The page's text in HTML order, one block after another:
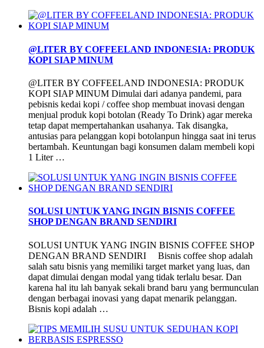
@LITER BY COFFEELAND INDONESIA: PRODUK
KOPI SIAP MINUM
@LITER BY COFFEELAND INDONESIA: PRODUK
KOPI SIAP MINUM Dimulai dari adanya pandemi, para
pebisnis kedai kopi / coffee shop membuat inovasi dengan
menjual produk kopi botolan (Ready To Drink) agar mereka
tetap dapat mempertahankan usahanya. Tak disangka,
antusias para pelanggan kopi botolanpun hingga saat ini terus
bertambah. Keuntungan bagi konsumen dalam membeli kopi
1 Liter …
SOLUSI UNTUK YANG INGIN BISNIS COFFEE
SHOP DENGAN BRAND SENDIRI
SOLUSI UNTUK YANG INGIN BISNIS COFFEE SHOP
DENGAN BRAND SENDIRI Bisnis coffee shop adalah
salah satu bisnis yang memiliki target market yang luas, dan
dapat dimulai dengan modal yang tidak terlalu besar. Dan
karena hal itu lah banyak sekali brand baru yang bermunculan
dengan berbagai inovasi yang dapat menarik pelanggan.
Bisnis kopi adalah …